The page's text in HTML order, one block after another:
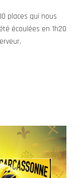
places qui nous
écoulées en 1h20